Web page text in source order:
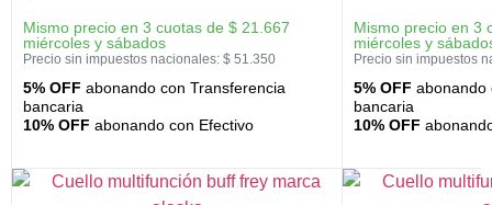
Mismo precio en 3 cuotas de $ 21.667
miércoles y sábados
Precio sin impuestos nacionales: $ 51.350
5% OFF abonando con Transferencia
bancaria
10% OFF abonando con Efectivo
Mismo precio en 3
miércoles y
Precio sin impuestos
5% OFF abonando
bancaria
10% OFF